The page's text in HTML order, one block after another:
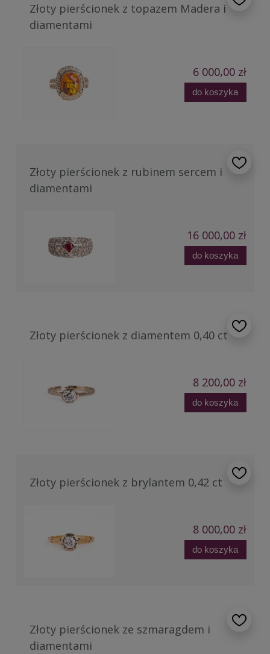
Złoty pierścionek z topazem Madera i
diamentami
6 000,00 zł
do koszyka
Złoty pierścionek z rubinem sercem i
diamentami
16 000,00 zł
do koszyka
Złoty pierścionek z diamentem 0,40 ct
8 200,00 zł
do koszyka
Złoty pierścionek z brylantem 0,42 ct
8 000,00 zł
do koszyka
Złoty pierścionek ze szmaragdem i
diamentami